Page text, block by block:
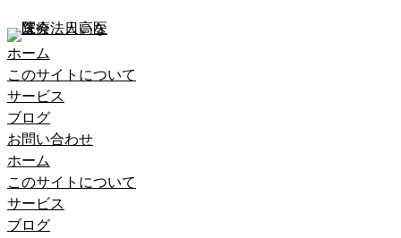
ホーム
このサイトについて
サービス
ブログ
お問い合わせ
ホーム
このサイトについて
サービス
ブログ